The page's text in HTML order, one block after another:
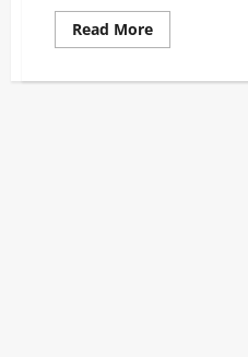
Read MoreRead
more
Emas